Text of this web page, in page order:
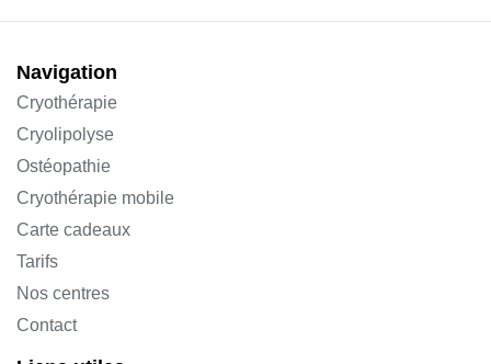
Navigation
Cryothérapie
Cryolipolyse
Ostéopathie
Cryothérapie mobile
Carte cadeaux
Tarifs
Nos centres
Contact